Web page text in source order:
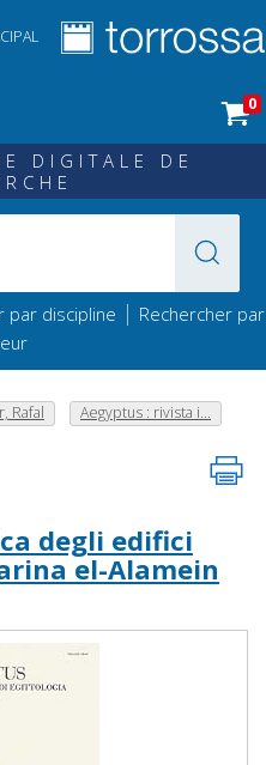
0
DIGITALE DE
par discipline | Rechercher par
Rafal Aegyptus : rivista i...
degli edifici
el-Alamein